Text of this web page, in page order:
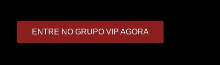
ENTRE NO GRUPO VIP AGORA